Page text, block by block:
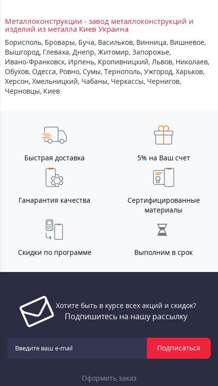
Металлоконструкции - завод металлоконструкций и
изделий из металла Киев Украина
Борисполь, Бровары, Буча, Васильков, Винница, Вишневое,
Вышгород, Глеваха, Днепр, Житомир, Запорожье,
Ивано-Франковск, Ирпень, Кропивницкий, Львов, Николаев,
Обухов, Одесса, Ровно, Сумы, Тернополь, Ужгород, Харьков,
Херсон, Хмельницкий, Чабаны, Черкассы, Чернигов,
Черновцы, Киев
Быстрая доставка 5% на Ваш счет
Ганарантия качества
Сертифицированные
материалы
Скидки по программе Выполним в срок
Хотите быть в курсе всех акций и скидок?
Подпишитесь на нашу рассылку
Подписаться
Оформить заказ